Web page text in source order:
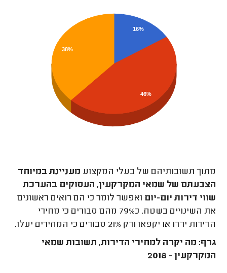
16%
38%
46%
מתוך תשובותיהם של בעלי המקצוע מעניינת במיוחד
הצבעתם של שמאי המקרקעין, העסוקים בהערכת
שווי דירות יום-יום ואפשר לומר כי הם רואים ראשונים
את השינויים בשטח. כ79% מהם סבורים כי מחירי
הדירות ירדו או יקפאו ורק 21% סבורים כי המחירים יעלו.
גרף: מה יקרה למחירי הדירות, תשובות שמאי
המקרקעין - 2018